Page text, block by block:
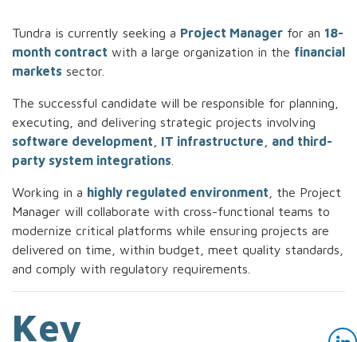
Tundra is currently seeking a Project Manager for an 18-
month contract with a large organization in the financial
markets sector.
The successful candidate will be responsible for planning,
executing, and delivering strategic projects involving
software development, IT infrastructure, and third-
party system integrations
Working in a highly regulated environment , the Project
Manager will collaborate with cross-functional teams to
modernize critical platforms while ensuring projects are
delivered on time, within budget, meet quality standards,
and comply with regulatory requirements.
Key